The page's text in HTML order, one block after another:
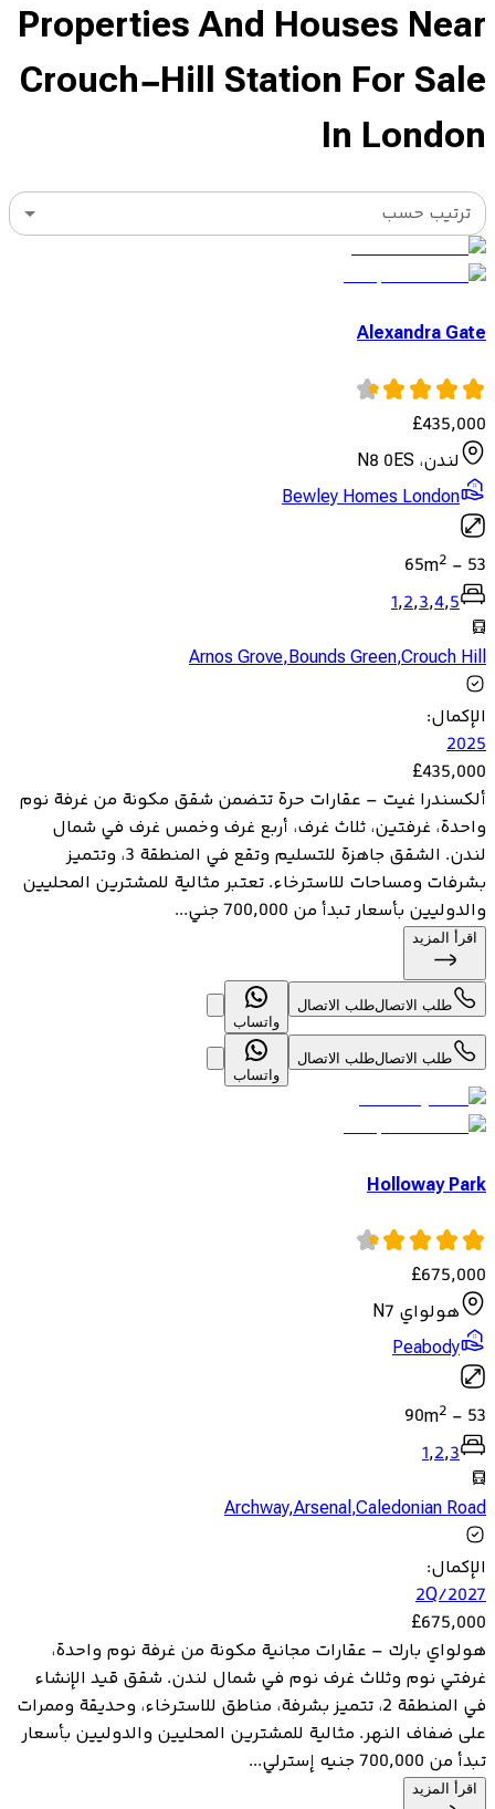
Properties And Houses Near
Crouch-Hill Station For Sale
In London
ترتيب حسب
Alexandra Gate
£435,000
لندن، N8 0ES
Bewley Homes London
53
-
65m2
1,2,3,4,5
Arnos Grove,Bounds Green,Crouch Hill
الإكمال:
2025
£435,000
ألكسندرا غيت – عقارات حرة تتضمن شقق مكونة من غرفة نوم
واحدة، غرفتين، ثلاث غرف، أربع غرف وخمس غرف في شمال
لندن. الشقق جاهزة للتسليم وتقع في المنطقة 3، وتتميز
بشرفات ومساحات للاسترخاء. تعتبر مثالية للمشترين المحليين
والدوليين بأسعار تبدأ من 700,000 جني...
اقرأ المزيد
طلب الاتصالطلب الاتصال
واتساب
طلب الاتصالطلب الاتصال
واتساب
Holloway Park
£675,000
هولواي N7
Peabody
53
-
90m2
1,2,3
Archway,Arsenal,Caledonian Road
الإكمال:
2Q/2027
£675,000
هولواي بارك – عقارات مجانية مكونة من غرفة نوم واحدة،
غرفتي نوم وثلاث غرف نوم في شمال لندن. شقق قيد الإنشاء
في المنطقة 2، تتميز بشرفة، مناطق للاسترخاء، وحديقة وممرات
على ضفاف النهر. مثالية للمشترين المحليين والدوليين بأسعار
تبدأ من 700,000 جنيه إسترلي...
اقرأ المزيد